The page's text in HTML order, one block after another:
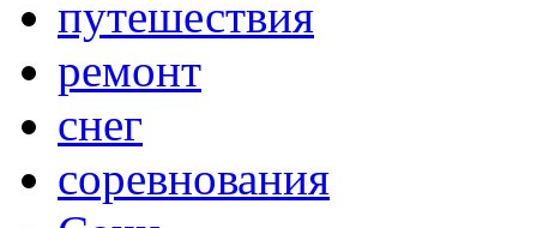
путешествия
ремонт
снег
соревнования